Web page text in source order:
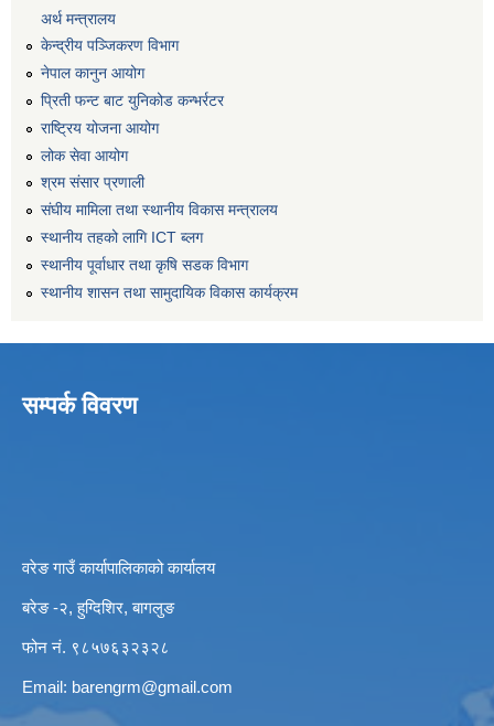
अर्थ मन्त्रालय
केन्द्रीय पञ्जिकरण विभाग
नेपाल कानुन आयोग
प्रिती फन्ट बाट युनिकोड कन्भर्रटर
राष्ट्रिय योजना आयोग
लोक सेवा आयोग
श्रम संसार प्रणाली
संघीय मामिला तथा स्थानीय विकास मन्त्रालय
स्थानीय तहको लागि ICT ब्लग
स्थानीय पूर्वाधार तथा कृषि सडक विभाग
स्थानीय शासन तथा सामुदायिक विकास कार्यक्रम
सम्पर्क विवरण
वरेङ गाउँ कार्यापालिकाको कार्यालय
बरेङ -२, हुग्दिशिर, बागलुङ
फोन नं. ९८५७६३२३२८
Email: barengrm@gmail.com